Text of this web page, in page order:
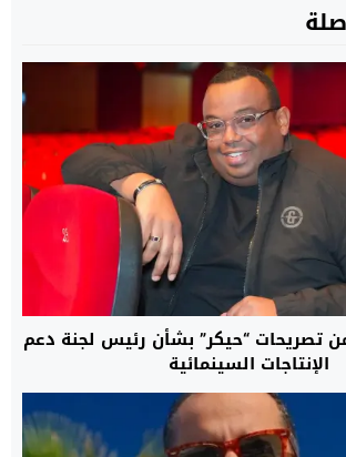
تصريحات “حيكر” بشأن رئيس لجنة دعم
الإنتاجات السينمائية